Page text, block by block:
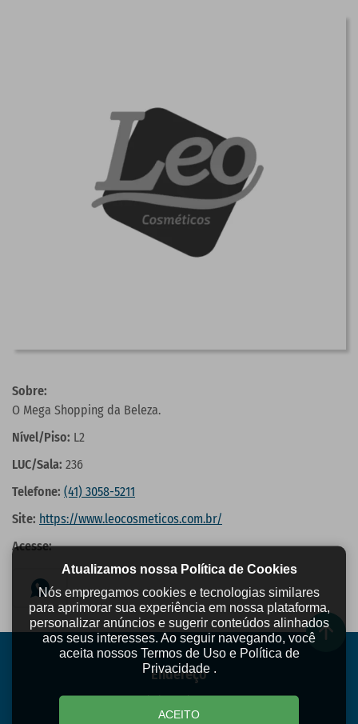
Sobre:
O Mega Shopping da Beleza.
Nível/Piso: L2
LUC/Sala: 236
Telefone: (41) 3058-5211
Site: https://www.leocosmeticos.com.br/
Acesse:
Endereço
Rua Izabel A Redentora, 1434
Centro - São José dos Pinhais/PR
Atualizamos nossa Política de Cookies
Nós empregamos cookies e tecnologias similares
para aprimorar sua experiência em nossa plataforma,
personalizar anúncios e sugerir conteúdos alinhados
aos seus interesses. Ao seguir navegando, você
aceita nossos Termos de Uso e Política de
Privacidade .
ACEITO